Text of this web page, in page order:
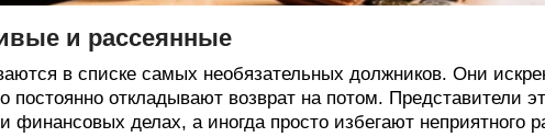
и рассеянные
в списке самых необязательных должников. Они
постоянно откладывают возврат на потом. Представители
финансовых делах, а иногда просто избегают неприятного